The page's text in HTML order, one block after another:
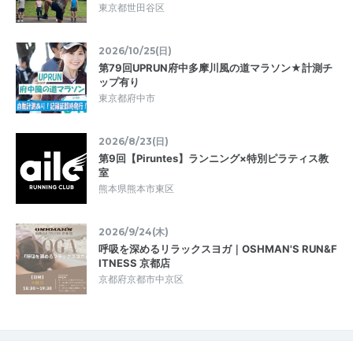
東京都世田谷区
2026/10/25(日)
第79回UPRUN府中多摩川風の道マラソン★計測チ
ップ有り
東京都府中市
2026/8/23(日)
第9回【Piruntes】ランニング×特別ピラティス教
室
熊本県熊本市東区
2026/9/24(木)
呼吸を深めるリラックスヨガ｜OSHMAN'S RUN&F
ITNESS 京都店
京都府京都市中京区